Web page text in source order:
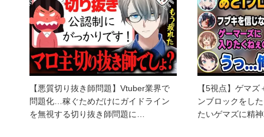
【悪質切り抜き師問題】Vtuber業界で
問題化…稼ぐためだけにガイドライン
を無視する切り抜き師問題に…
【5視点】ゲマ
ンブロックをし
たいゲマズに精